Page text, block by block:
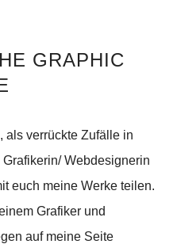
GRAPHIC
als verrückte Zufälle in
Webdesignerin
euch meine Werke teilen.
Grafiker und
auf meine Seite